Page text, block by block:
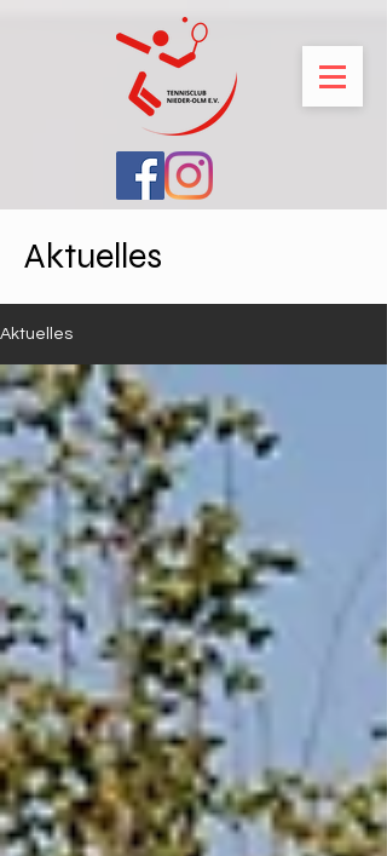
Aktuelles
Aktuelles